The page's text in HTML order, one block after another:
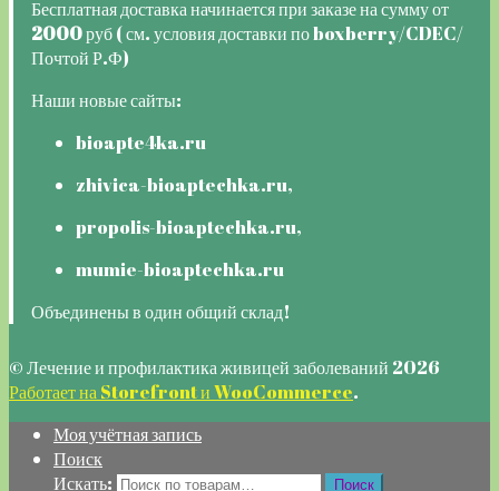
Бесплатная доставка начинается при заказе на сумму от
2000руб ( см. условия доставки по boxberry/CDEC/
Почтой Р.Ф)
Наши новые сайты:
bioapte4ka.ru
zhivica-bioaptechka.ru,
propolis-bioaptechka.ru,
mumie-bioaptechka.ru
Объединены в один общий склад!
© Лечение и профилактика живицей заболеваний 2026
Работает на Storefront и WooCommerce.
Моя учётная запись
Поиск
Искать:
Поиск